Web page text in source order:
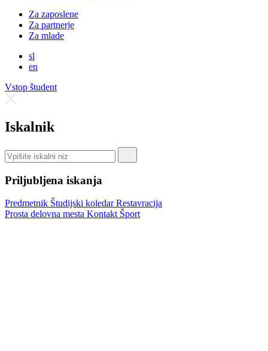
Za zaposlene
Za partnerje
Za mlade
sl
en
Vstop študent
Iskalnik
Priljubljena iskanja
Predmetnik Študijski koledarRestavracija
Prosta delovna mesta Kontakt Šport